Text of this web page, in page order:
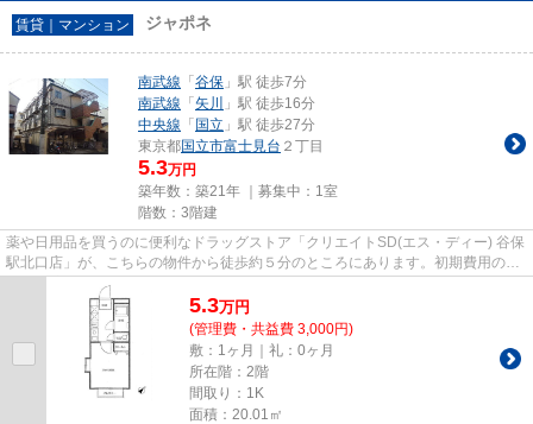
賃貸｜マンション ジャポネ
南武線 「 谷保 」駅 徒歩7分
南武線 「 矢川
」駅 徒歩16分
中央線 「 国立 」駅 徒歩27分
東京都国立市富士見台 ２丁目
5.3万円
築年数：築21年 ｜募集中： 1室
階数：3階建
薬や日用品を買うのに便利なドラッグストア「クリエイトSD(エス・ディー) 谷保
駅北口店」が、こちらの物件から徒歩約５分のところにあります。初期費用のカ
ード決済ができます。こちら...
5.3万円
(管理費・共益費 3,000円)
敷：1ヶ月｜礼：0ヶ月
所在階：2階
間取り：1K
面積：20.01㎡